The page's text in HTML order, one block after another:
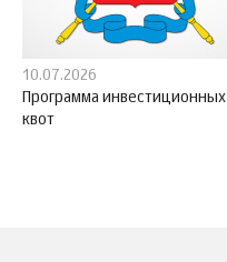
10.07.2026
Программа инвестиционных
квот